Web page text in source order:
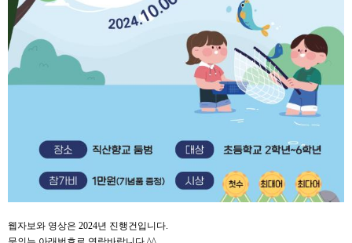
웹자보와 영상은 2024년 진행건입니다.